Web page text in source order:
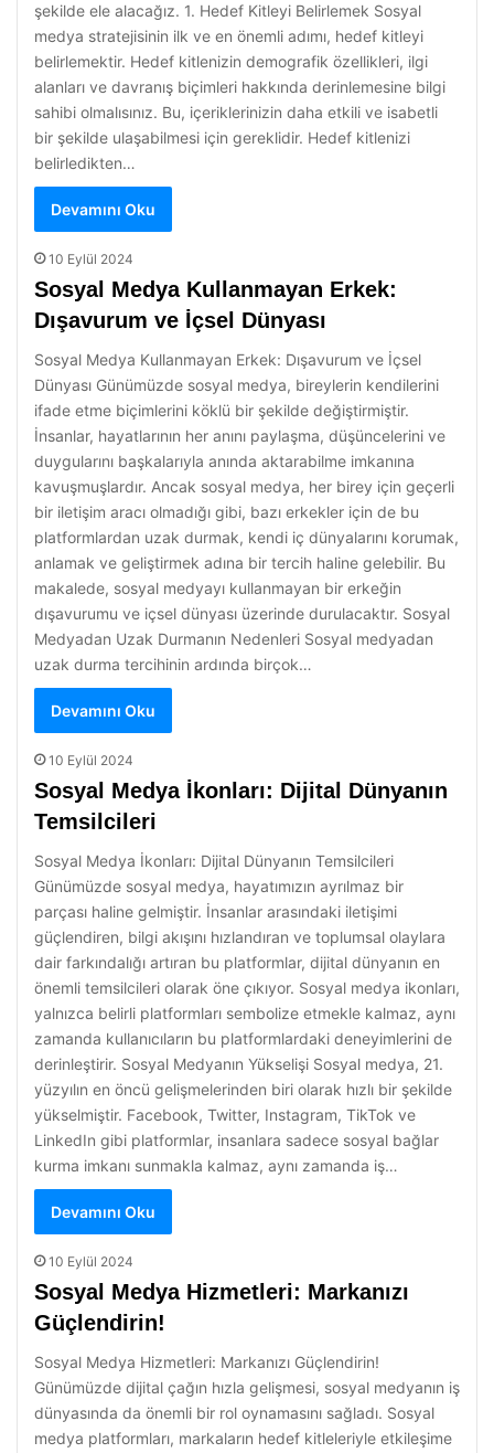
şekilde ele alacağız. 1. Hedef Kitleyi Belirlemek Sosyal
medya stratejisinin ilk ve en önemli adımı, hedef kitleyi
belirlemektir. Hedef kitlenizin demografik özellikleri, ilgi
alanları ve davranış biçimleri hakkında derinlemesine bilgi
sahibi olmalısınız. Bu, içeriklerinizin daha etkili ve isabetli
bir şekilde ulaşabilmesi için gereklidir. Hedef kitlenizi
belirledikten…
Devamını Oku
10 Eylül 2024
Sosyal Medya Kullanmayan Erkek:
Dışavurum ve İçsel Dünyası
Sosyal Medya Kullanmayan Erkek: Dışavurum ve İçsel
Dünyası Günümüzde sosyal medya, bireylerin kendilerini
ifade etme biçimlerini köklü bir şekilde değiştirmiştir.
İnsanlar, hayatlarının her anını paylaşma, düşüncelerini ve
duygularını başkalarıyla anında aktarabilme imkanına
kavuşmuşlardır. Ancak sosyal medya, her birey için geçerli
bir iletişim aracı olmadığı gibi, bazı erkekler için de bu
platformlardan uzak durmak, kendi iç dünyalarını korumak,
anlamak ve geliştirmek adına bir tercih haline gelebilir. Bu
makalede, sosyal medyayı kullanmayan bir erkeğin
dışavurumu ve içsel dünyası üzerinde durulacaktır. Sosyal
Medyadan Uzak Durmanın Nedenleri Sosyal medyadan
uzak durma tercihinin ardında birçok…
Devamını Oku
10 Eylül 2024
Sosyal Medya İkonları: Dijital Dünyanın
Temsilcileri
Sosyal Medya İkonları: Dijital Dünyanın Temsilcileri
Günümüzde sosyal medya, hayatımızın ayrılmaz bir
parçası haline gelmiştir. İnsanlar arasındaki iletişimi
güçlendiren, bilgi akışını hızlandıran ve toplumsal olaylara
dair farkındalığı artıran bu platformlar, dijital dünyanın en
önemli temsilcileri olarak öne çıkıyor. Sosyal medya ikonları,
yalnızca belirli platformları sembolize etmekle kalmaz, aynı
zamanda kullanıcıların bu platformlardaki deneyimlerini de
derinleştirir. Sosyal Medyanın Yükselişi Sosyal medya, 21.
yüzyılın en öncü gelişmelerinden biri olarak hızlı bir şekilde
yükselmiştir. Facebook, Twitter, Instagram, TikTok ve
LinkedIn gibi platformlar, insanlara sadece sosyal bağlar
kurma imkanı sunmakla kalmaz, aynı zamanda iş…
Devamını Oku
10 Eylül 2024
Sosyal Medya Hizmetleri: Markanızı
Güçlendirin!
Sosyal Medya Hizmetleri: Markanızı Güçlendirin!
Günümüzde dijital çağın hızla gelişmesi, sosyal medyanın iş
dünyasında da önemli bir rol oynamasını sağladı. Sosyal
medya platformları, markaların hedef kitleleriyle etkileşime